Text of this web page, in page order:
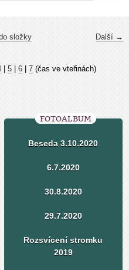
Další →
složky
5 6 7 (čas ve vteřinách)
FOTOALBUM
Beseda 3.10.2020
6.7.2020
30.8.2020
29.7.2020
Rozsvícení stromku
2019